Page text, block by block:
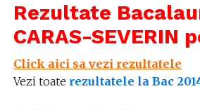
Rezultate
CARAS-SEVERIN
Click aici sa vezi rezultatele
Vezi toate rezultatele la Bac